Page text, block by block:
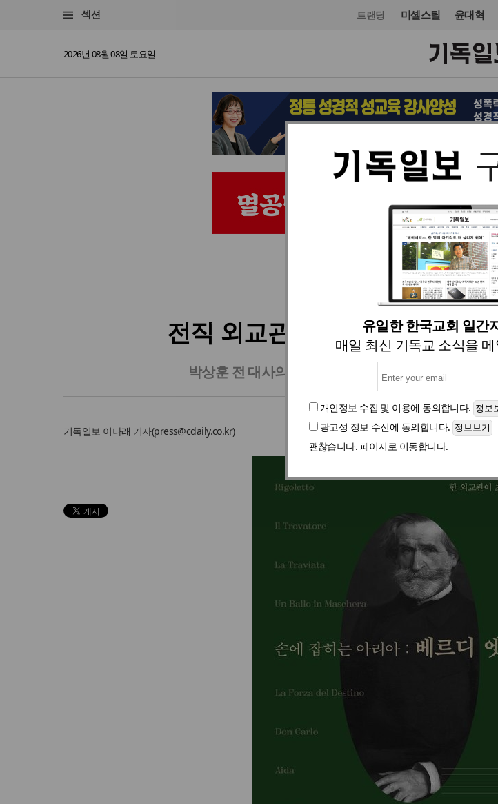
섹션 트랜딩 미셸스틸 윤대혁
2026년 08월 08일 토요일
유일한 한국교회 일간
매일 최신 기독교 소식을
개인정보 수집 및 이용에 동의합니다.
광고성 정보 수신에 동의합니다.
괜찮습니다. 페이지로 이동합니다.
문화 도서 입력 2025.
전직 외교관의 깊은 성찰, 베르
박상훈 전 대사의 『손에 잡히는 아리아: 베르디 엣
기독일보 이나래 기자(press@cdaily.co.kr)